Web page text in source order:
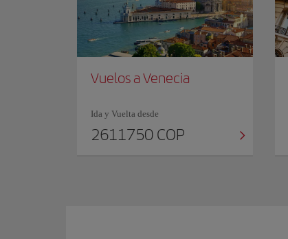
Vuelos a Venecia
Ida y Vuelta desde
2611750 COP